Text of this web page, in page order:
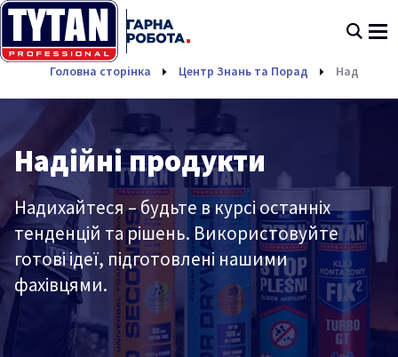
Головна сторінка Центр Знань та Порад Надійні
Надійні продукти
Надихайтеся – будьте в курсі останніх
тенденцій та рішень. Використовуйте
готові ідеї, підготовлені нашими
фахівцями.